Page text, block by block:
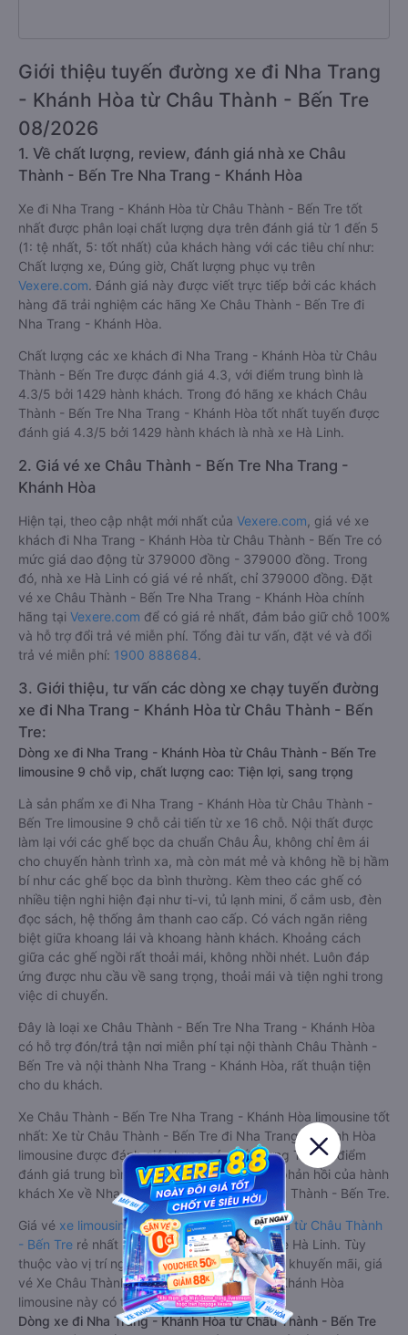
Giới thiệu tuyến đường xe đi Nha Trang
- Khánh Hòa từ Châu Thành - Bến Tre
08/2026
1. Về chất lượng, review, đánh giá nhà xe Châu
Thành - Bến Tre Nha Trang - Khánh Hòa
Xe đi Nha Trang - Khánh Hòa từ Châu Thành - Bến Tre tốt
nhất được phân loại chất lượng dựa trên đánh giá từ 1 đến 5
(1: tệ nhất, 5: tốt nhất) của khách hàng với các tiêu chí như:
Chất lượng xe, Đúng giờ, Chất lượng phục vụ trên
Vexere.com. Đánh giá này được viết trực tiếp bởi các khách
hàng đã trải nghiệm các hãng Xe Châu Thành - Bến Tre đi
Nha Trang - Khánh Hòa.
Chất lượng các xe khách đi Nha Trang - Khánh Hòa từ Châu
Thành - Bến Tre được đánh giá 4.3, với điểm trung bình là
4.3/5 bởi 1429 hành khách. Trong đó hãng xe khách Châu
Thành - Bến Tre Nha Trang - Khánh Hòa tốt nhất tuyến được
đánh giá 4.3/5 bởi 1429 hành khách là nhà xe Hà Linh.
2. Giá vé xe Châu Thành - Bến Tre Nha Trang -
Khánh Hòa
Hiện tại, theo cập nhật mới nhất của Vexere.com , giá vé xe
khách đi Nha Trang - Khánh Hòa từ Châu Thành - Bến Tre có
mức giá dao động từ 379000 đồng - 379000 đồng. Trong
đó, nhà xe Hà Linh có giá vé rẻ nhất, chỉ 379000 đồng. Đặt
vé xe Châu Thành - Bến Tre Nha Trang - Khánh Hòa chính
hãng tại Vexere.com để có giá rẻ nhất, đảm bảo giữ chỗ 100%
và hỗ trợ đổi trả vé miễn phí. Tổng đài tư vấn, đặt vé và đổi
trả vé miễn phí: 1900 888684.
3. Giới thiệu, tư vấn các dòng xe chạy tuyến đường
xe đi Nha Trang - Khánh Hòa từ Châu Thành - Bến
Tre:
Dòng xe đi Nha Trang - Khánh Hòa từ Châu Thành - Bến Tre
limousine 9 chỗ vip, chất lượng cao: Tiện lợi, sang trọng
Là sản phẩm xe đi Nha Trang - Khánh Hòa từ Châu Thành -
Bến Tre limousine 9 chỗ cải tiến từ xe 16 chỗ. Nội thất được
làm lại với các ghế bọc da chuẩn Châu Âu, không chỉ êm ái
cho chuyến hành trình xa, mà còn mát mẻ và không hề bị hầm
bí như các ghế bọc da bình thường. Kèm theo các ghế có
nhiều tiện nghi hiện đại như ti-vi, tủ lạnh mini, ổ cắm usb, đèn
đọc sách, hệ thống âm thanh cao cấp. Có vách ngăn riêng
biệt giữa khoang lái và khoang hành khách. Khoảng cách
giữa các ghế ngồi rất thoải mái, không nhồi nhét. Luôn đáp
ứng được nhu cầu về sang trọng, thoải mái và tiện nghi trong
việc di chuyển.
Đây là loại xe Châu Thành - Bến Tre Nha Trang - Khánh Hòa
có hỗ trợ đón/trả tận nơi miễn phí tại nội thành Châu Thành -
Bến Tre và nội thành Nha Trang - Khánh Hòa, rất thuận tiện
cho du khách.
Xe Châu Thành - Bến Tre Nha Trang - Khánh Hòa limousine tốt
nhất: Xe từ Châu Thành - Bến Tre đi Nha Trang - Khánh Hòa
limousine được đánh giá chung có chất lượng Tốt với điểm
đánh giá trung bình từ 4.3/5 dựa trên 1429 phản hồi của hành
khách Xe về Nha Trang - Khánh Hòa từ Châu Thành - Bến Tre.
Giá vé xe limousine đi Nha Trang - Khánh Hòa từ Châu Thành
- Bến Tre rẻ nhất là 379000VND của hãng xe Hà Linh. Tùy
thuộc vào vị trí ngồi của bạn và chương trình khuyến mãi, giá
vé Xe Châu Thành - Bến Tre đi Nha Trang - Khánh Hòa
limousine này có thể sẽ rẻ hơn
Dòng xe đi Nha Trang - Khánh Hòa từ Châu Thành - Bến Tre